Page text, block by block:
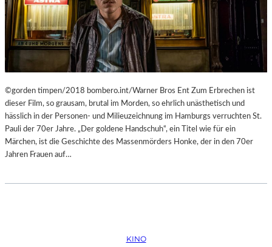
M
M
I
N
D
E
G
A
L
E
R
L
©gorden timpen/2018 bombero.int/Warner Bros Ent Zum Erbrechen ist
dieser Film, so grausam, brutal im Morden, so ehrlich unästhetisch und
hässlich in der Personen- und Milieuzeichnung im Hamburgs verruchten St.
Pauli der 70er Jahre. „Der goldene Handschuh“, ein Titel wie für ein
Märchen, ist die Geschichte des Massenmörders Honke, der in den 70er
Jahren Frauen auf…
KINO